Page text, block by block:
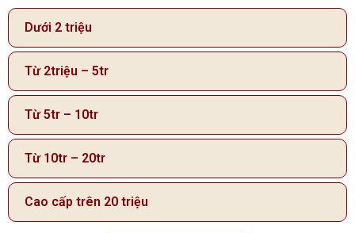
Dưới 2 triệu
Từ 2triệu – 5tr
Từ 5tr – 10tr
Từ 10tr – 20tr
Cao cấp trên 20 triệu